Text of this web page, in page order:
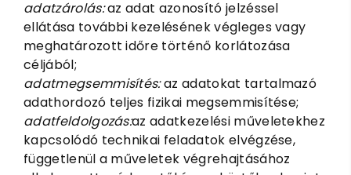
adatzárolás:az adat azonosító jelzéssel
ellátása további kezelésének végleges vagy
meghatározott időre történő korlátozása
céljából;
adatmegsemmisítés:az adatokat tartalmazó
adathordozó teljes fizikai megsemmisítése;
adatfeldolgozás:az adatkezelési műveletekhez
kapcsolódó technikai feladatok elvégzése,
függetlenül a műveletek végrehajtásához